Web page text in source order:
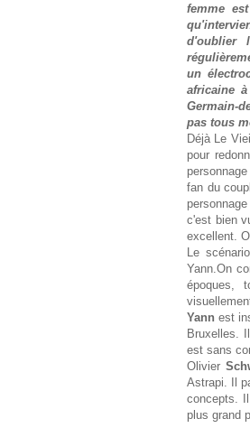
femme
d'oublier
un
africaine
Germain-
pas tous
Déjà Le
pour
fan du
c'est bien
excellent.
Le
Yann.On
époques,
Yann est
Bruxelles.
est sans
Olivier
Astrapi. Il
concepts.
plus grand